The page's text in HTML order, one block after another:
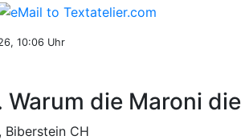
10:06 Uhr
Warum die Maroni
, Biberstein CH